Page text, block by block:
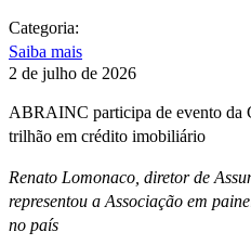
Categoria:
Saiba mais
2 de julho de 2026
ABRAINC participa de evento da
trilhão em crédito imobiliário
Renato Lomonaco, diretor de
representou a Associação em
no país